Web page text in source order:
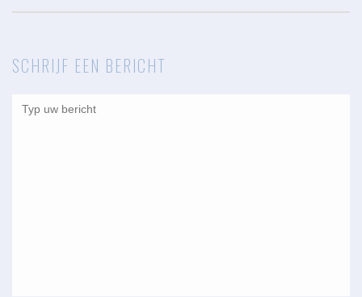
SCHRIJF EEN BERICHT